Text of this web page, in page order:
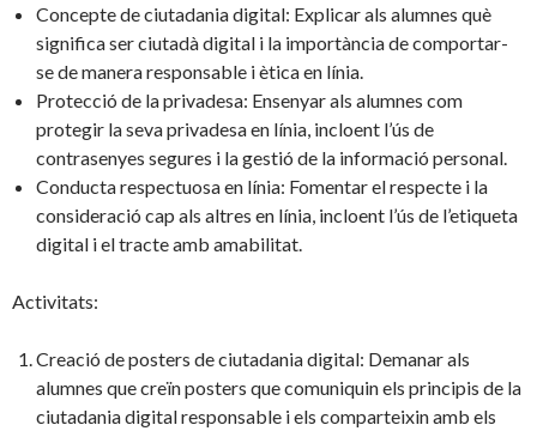
Concepte de ciutadania digital: Explicar als alumnes què
significa ser ciutadà digital i la importància de comportar-
se de manera responsable i ètica en línia.
Protecció de la privadesa: Ensenyar als alumnes com
protegir la seva privadesa en línia, incloent l’ús de
contrasenyes segures i la gestió de la informació personal.
Conducta respectuosa en línia: Fomentar el respecte i la
consideració cap als altres en línia, incloent l’ús de l’etiqueta
digital i el tracte amb amabilitat.
Activitats:
Creació de posters de ciutadania digital: Demanar als
alumnes que creïn posters que comuniquin els principis de la
ciutadania digital responsable i els comparteixin amb els